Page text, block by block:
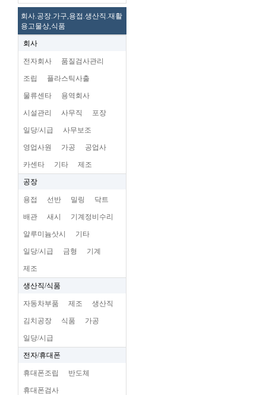
회사.공장.가구,용접.생산직.재활
용고물상,식품
회사
전자회사 품질검사관리
조립 플라스틱사출
물류센타 용역회사
시설관리 사무직 포장
일당/시급 사무보조
영업사원 가공 공업사
카센타 기타 제조
공장
용접 선반 밀링 닥트
배관 새시 기계정비수리
알루미늄삿시 기타
일당/시급 금형 기계
제조
생산직/식품
자동차부품 제조 생산직
김치공장 식품 가공
일당/시급
전자/휴대폰
휴대폰조립 반도체
휴대폰검사